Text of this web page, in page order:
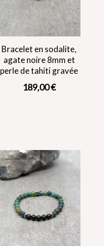
Bracelet en sodalite,
agate noire 8mm et
perle de tahiti gravée
189,00€